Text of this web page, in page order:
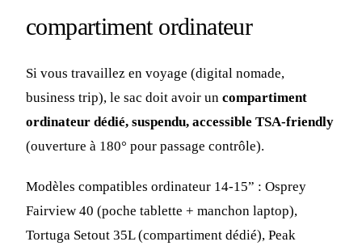
compartiment ordinateur
Si vous travaillez en voyage (digital nomade,
business trip), le sac doit avoir un compartiment
ordinateur dédié, suspendu, accessible TSA-friendly
(ouverture à 180° pour passage contrôle).
Modèles compatibles ordinateur 14-15” : Osprey
Fairview 40 (poche tablette + manchon laptop),
Tortuga Setout 35L (compartiment dédié), Peak